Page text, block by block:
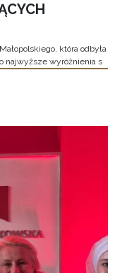
która odbyła
najwyższe wyróżnienia s